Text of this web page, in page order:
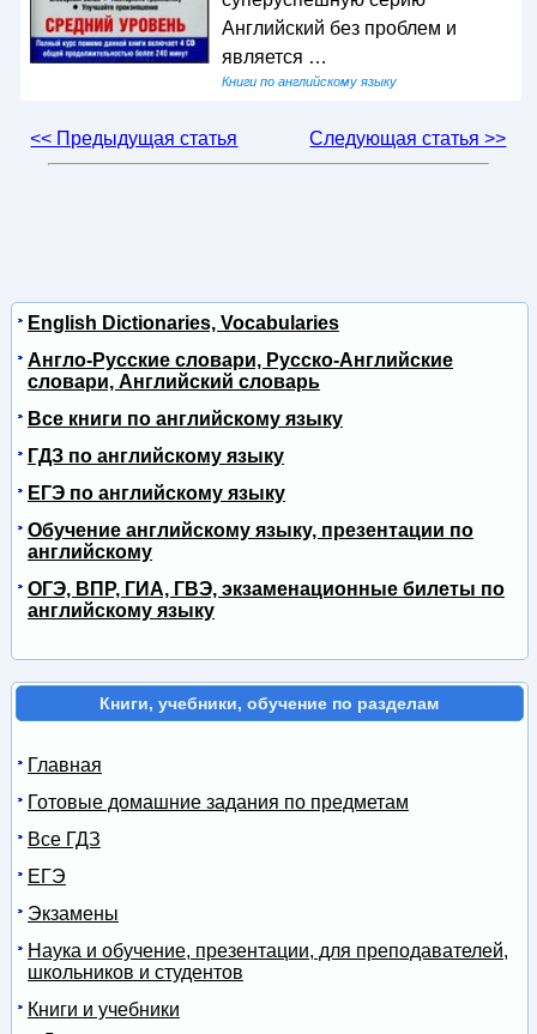
Английский без проблем и
является …
Книги по английскому языку
<< Предыдущая статья Следующая статья >>
English Dictionaries, Vocabularies
Англо-Русские словари, Русско-Английские
словари, Английский словарь
Все книги по английскому языку
ГДЗ по английскому языку
ЕГЭ по английскому языку
Обучение английскому языку, презентации по
английскому
ОГЭ, ВПР, ГИА, ГВЭ, экзаменационные билеты по
английскому языку
Книги, учебники, обучение по разделам
Главная
Готовые домашние задания по предметам
Все ГДЗ
ЕГЭ
Экзамены
Наука и обучение, презентации, для преподавателей,
школьников и студентов
Книги и учебники